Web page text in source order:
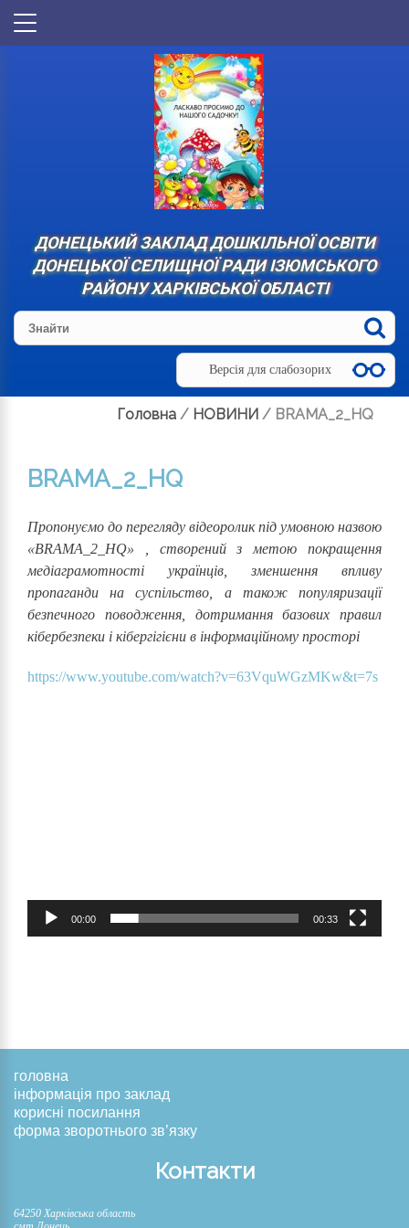
ДОНЕЦЬКИЙ ЗАКЛАД ДОШКІЛЬНОЇ ОСВІТИ
ДОНЕЦЬКОЇ СЕЛИЩНОЇ РАДИ ІЗЮМСЬКОГО
РАЙОНУ ХАРКІВСЬКОЇ ОБЛАСТІ
Версія для слабозорих
Головна / НОВИНИ / BRAMA_2_HQ
BRAMA_2_HQ
Пропонуємо до перегляду відеоролик під умовною назвою
«BRAMA_2_HQ» , створений з метою покращення
медіаграмотності українців, зменшення впливу
пропаганди на суспільство, а також популяризації
безпечного поводження, дотримання базових правил
кібербезпеки і кібергігієни в інформаційному просторі
https://www.youtube.com/watch?v=63VquWGzMKw&t=7s
00:00 00:33
головна
інформація про заклад
корисні посилання
форма зворотнього зв’язку
Контакти
64250 Харківська область